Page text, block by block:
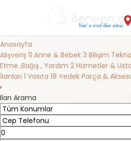
Anasayfa
Alışveriş 11 Anne & Bebek 3 Bilişim
Etme ,Bağış , Yardım 2 Hizmetler &
İlanları 1 Vasıta 18 Yedek Parça &
›
Ilan Arama